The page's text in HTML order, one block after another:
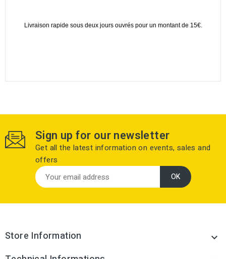
Livraison rapide sous deux jours ouvrés pour un montant de 15€.
Sign up for our newsletter
Get all the latest information on events, sales and
offers
Store Information 